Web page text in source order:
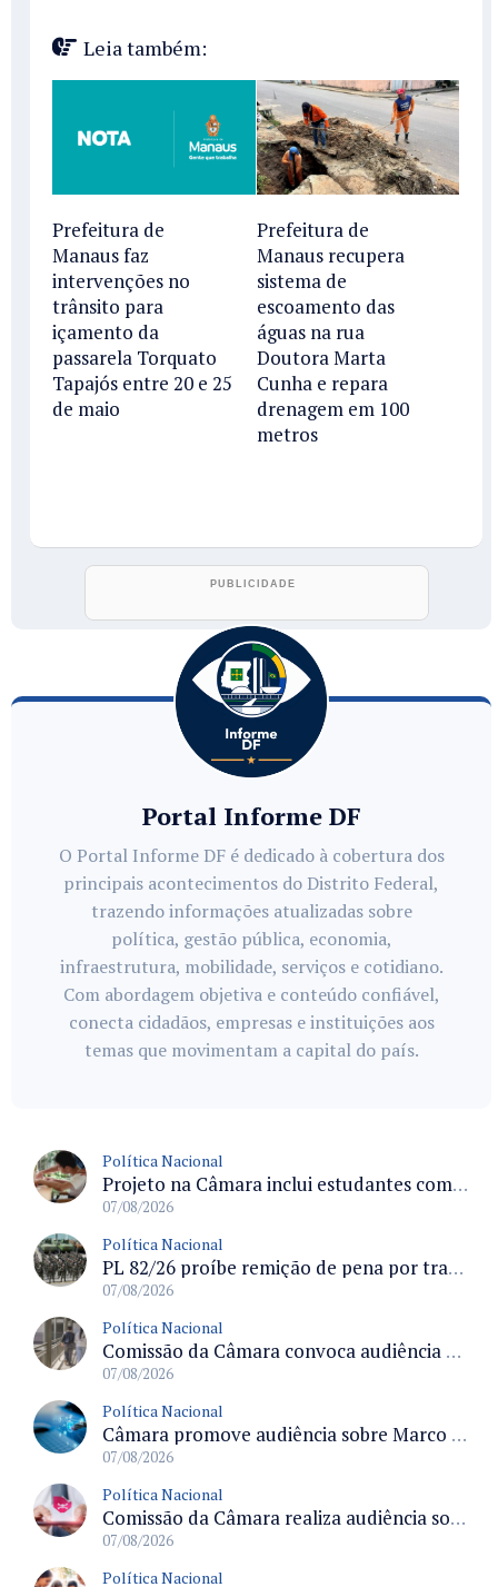
Leia também:
Prefeitura de
Manaus faz
intervenções no
trânsito para
içamento da
passarela Torquato
Tapajós entre 20 e 25
de maio
Prefeitura de
Manaus recupera
sistema de
escoamento das
águas na rua
Doutora Marta
Cunha e repara
drenagem em 100
metros
Portal Informe DF
O Portal Informe DF é dedicado à cobertura dos
principais acontecimentos do Distrito Federal,
trazendo informações atualizadas sobre
política, gestão pública, economia,
infraestrutura, mobilidade, serviços e cotidiano.
Com abordagem objetiva e conteúdo confiável,
conecta cidadãos, empresas e instituições aos
temas que movimentam a capital do país.
Política Nacional
Projeto na Câmara inclui estudantes com deficiência no regime escolar especial da LDB e estabelece critérios para frequência
07/08/2026
Política Nacional
PL 82/26 proíbe remição de pena por trabalho em funções militares para condenados por crimes contra o Estado Democrático de Direito
07/08/2026
Política Nacional
Comissão da Câmara convoca audiência para discutir misoginia nas escolas e universidades após divulgação de listas misóginas
07/08/2026
Política Nacional
Câmara promove audiência sobre Marco de Fomento à Economia Digital e impactos da inteligência artificial
07/08/2026
Política Nacional
Comissão da Câmara realiza audiência sobre apostas online para medir o tamanho do mercado ilegal
07/08/2026
Política Nacional